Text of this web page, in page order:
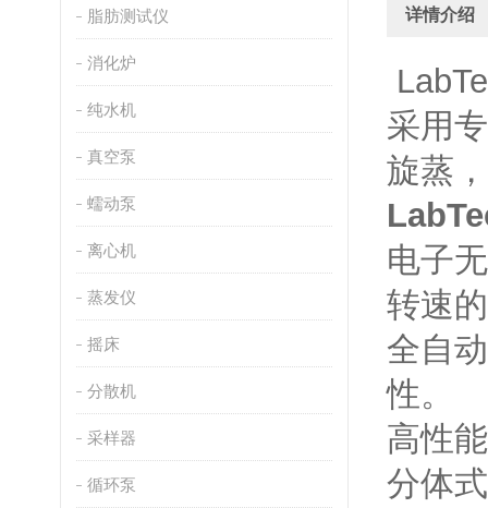
脂肪测试仪
消化炉
纯水机
真空泵
蠕动泵
离心机
蒸发仪
摇床
分散机
采样器
循环泵
详情介绍
采用
旋蒸
电子
转速
全自
性
高性
分体